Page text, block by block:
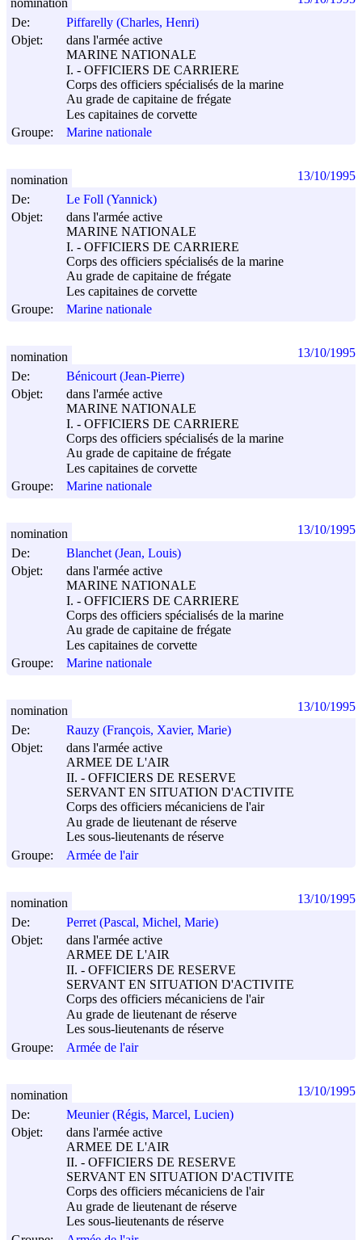
De:
Piffarelly (Charles, Henri)
Objet:
dans l'armée active
MARINE NATIONALE
I. - OFFICIERS DE CARRIERE
Corps des officiers spécialisés de la marine
Au grade de capitaine de frégate
Les capitaines de corvette
Groupe:
Marine nationale
nomination
De:
Le Foll (Yannick)
Objet:
dans l'armée active
MARINE NATIONALE
I. - OFFICIERS DE CARRIERE
Corps des officiers spécialisés de la marine
Au grade de capitaine de frégate
Les capitaines de corvette
Groupe:
Marine nationale
nomination 13/10/1995
De:
Bénicourt (Jean-Pierre)
Objet:
dans l'armée active
MARINE NATIONALE
I. - OFFICIERS DE CARRIERE
Corps des officiers spécialisés de la marine
Au grade de capitaine de frégate
Les capitaines de corvette
Groupe:
Marine nationale
nomination 13/10/1995
De:
Blanchet (Jean, Louis)
Objet:
dans l'armée active
MARINE NATIONALE
I. - OFFICIERS DE CARRIERE
Corps des officiers spécialisés de la marine
Au grade de capitaine de frégate
Les capitaines de corvette
Groupe:
Marine nationale
nomination 13/10/1995
De:
Rauzy (François, Xavier, Marie)
Objet:
dans l'armée active
ARMEE DE L'AIR
II. - OFFICIERS DE RESERVE
SERVANT EN SITUATION D'ACTIVITE
Corps des officiers mécaniciens de l'air
Au grade de lieutenant de réserve
Les sous-lieutenants de réserve
Groupe:
Armée de l'air
nomination 13/10/1995
De:
Perret (Pascal, Michel, Marie)
Objet:
dans l'armée active
ARMEE DE L'AIR
II. - OFFICIERS DE RESERVE
SERVANT EN SITUATION D'ACTIVITE
Corps des officiers mécaniciens de l'air
Au grade de lieutenant de réserve
Les sous-lieutenants de réserve
Groupe:
Armée de l'air
nomination 13/10/1995
De:
Meunier (Régis, Marcel, Lucien)
Objet:
dans l'armée active
ARMEE DE L'AIR
II. - OFFICIERS DE RESERVE
SERVANT EN SITUATION D'ACTIVITE
Corps des officiers mécaniciens de l'air
Au grade de lieutenant de réserve
Les sous-lieutenants de réserve
nomination 13/10/1995